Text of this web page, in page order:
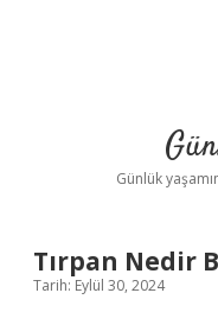
Günlük
Tırpan Nedir
Tarih: Eylül 30, 2024